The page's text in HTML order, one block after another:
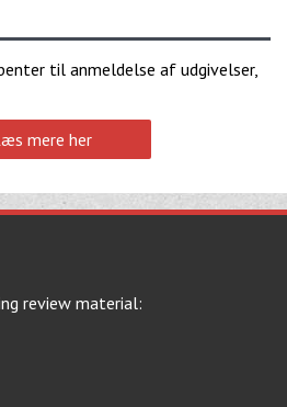
til anmeldelse af udgivelser,
mere her
review material: